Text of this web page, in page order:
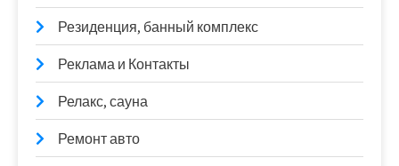
Резиденция, банный комплекс
Реклама и Контакты
Релакс, сауна
Ремонт авто